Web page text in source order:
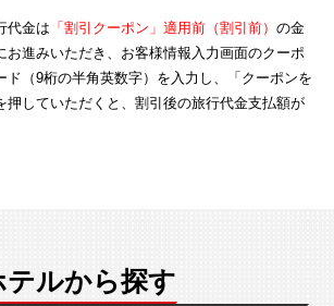
代金は 「割引クーポン」適用前（割引前） の金
お進みいただき、お客様情報入力画面のクーポ
ド（9桁の半角英数字）を入力し、「クーポンを
押していただくと、割引後の旅行代金支払額が
ルから探す